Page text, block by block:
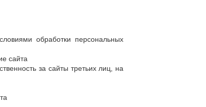
обработки персональных
сайта
за сайты третьих лиц, на